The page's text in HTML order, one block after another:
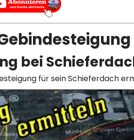
bei
für sein Schieferdach